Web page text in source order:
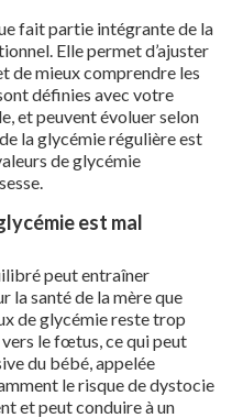
fait partie intégrante de la
Elle permet d’ajuster
de mieux comprendre les
définies avec votre
et peuvent évoluer selon
la glycémie régulière est
de glycémie
est mal
peut entraîner
la santé de la mère que
de glycémie reste trop
vers le fœtus, ce qui peut
du bébé, appelée
le risque de dystocie
et peut conduire à un